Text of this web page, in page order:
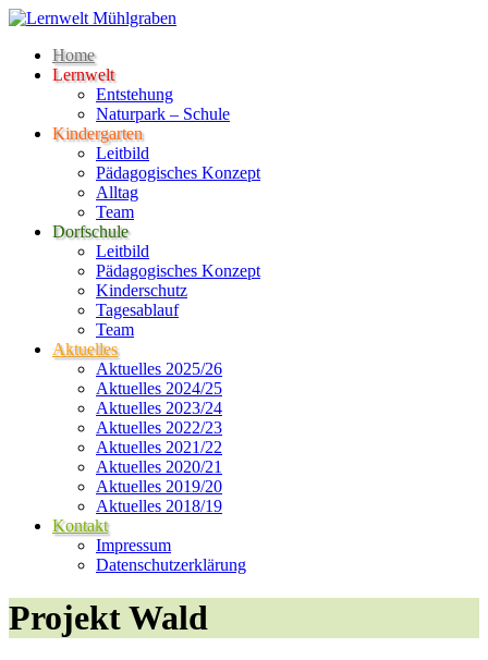
Home
Lernwelt
Entstehung
Naturpark – Schule
Kindergarten
Leitbild
Pädagogisches Konzept
Alltag
Team
Dorfschule
Leitbild
Pädagogisches Konzept
Kinderschutz
Tagesablauf
Team
Aktuelles
Aktuelles 2025/26
Aktuelles 2024/25
Aktuelles 2023/24
Aktuelles 2022/23
Aktuelles 2021/22
Aktuelles 2020/21
Aktuelles 2019/20
Aktuelles 2018/19
Kontakt
Impressum
Datenschutzerklärung
Projekt Wald